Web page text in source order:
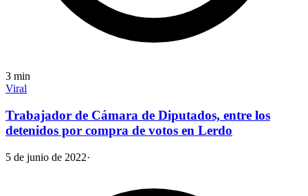
3 min
Viral
Trabajador de Cámara de Diputados, entre los
detenidos por compra de votos en Lerdo
5 de junio de 2022·